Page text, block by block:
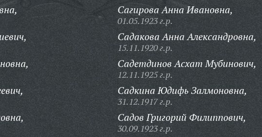
Сагирова Анна Ивановна,
01.05.1923 г.р.
Садакова Анна Александровна,
15.11.1920 г.р.
Садетдинов Асхат Мубинович,
12.11.1925 г.р.
Садкина Юдифь Залмоновна,
31.12.1917 г.р.
Садов Григорий Филиппович,
30.09.1923 г.р.